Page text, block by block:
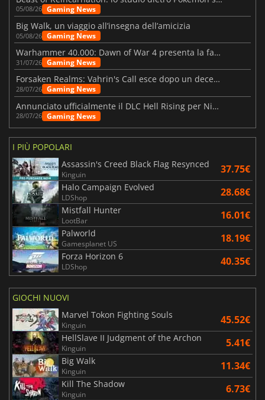
05/08/26 Gaming News
Big Walk, un viaggio all’insegna dell’amicizia
05/08/26 Gaming News
Warhammer 40.000: Dawn of War 4 presenta la fazione dei Necron
31/07/26 Gaming News
Forsaken Realms: Vahrin's Call esce dopo un decennio di sviluppo
28/07/26 Gaming News
Annunciato ufficialmente il DLC Hell Rising per Nioh 3
28/07/26 Gaming News
I PIÙ POPOLARI
Assassin's Creed Black Flag Resynced
Kinguin 37.75€
Halo Campaign Evolved
LDShop 28.68€
Mistfall Hunter
LootBar 16.01€
Palworld
Gamesplanet US 18.19€
Forza Horizon 6
LDShop 40.35€
GIOCHI NUOVI
Marvel Tokon Fighting Souls
Kinguin 45.52€
HellSlave II Judgment of the Archon
Kinguin 5.41€
Big Walk
Kinguin 11.34€
Kill The Shadow
Kinguin 6.73€